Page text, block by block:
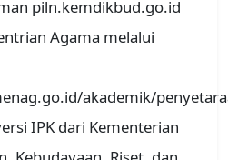
piln.kemdikbud.go.id
Agama melalui
akademik/
IPK dari Kementerian